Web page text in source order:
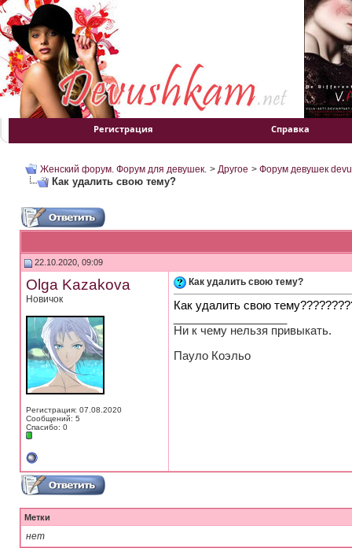
Регистрация Справка
Женский форум. Форум для девушек. > Другое > Форум девушек
Как удалить свою тему?
22.10.2020, 09:09
Olga Kazakova
Новичок
Регистрация: 07.08.2020
Сообщений: 5
Спасибо: 0
Как удалить свою тему?
Как удалить свою
Ни к чему нельзя привыкать.
Пауло Коэльо
Метки
нет